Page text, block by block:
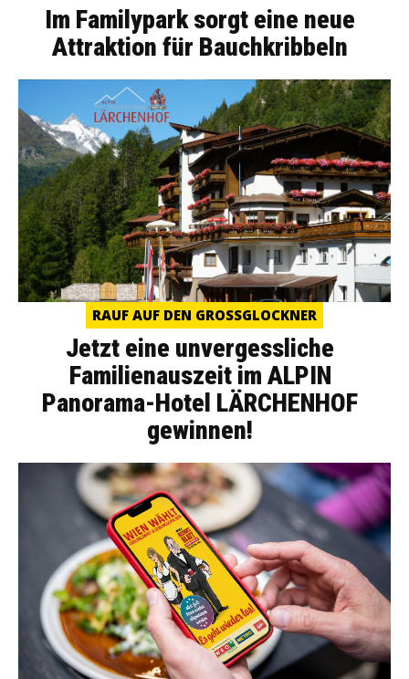
Im Familypark sorgt eine neue
Attraktion für Bauchkribbeln
RAUF AUF DEN GROSSGLOCKNER
Jetzt eine unvergessliche
Familienauszeit im ALPIN
Panorama-Hotel LÄRCHENHOF
gewinnen!